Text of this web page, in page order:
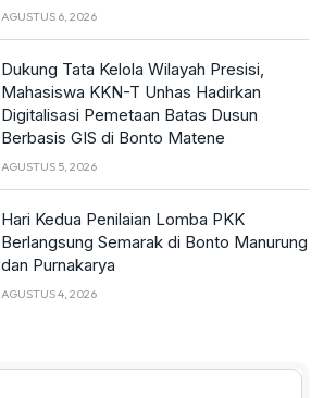
AGUSTUS 6, 2026
Dukung Tata Kelola Wilayah Presisi,
Mahasiswa KKN-T Unhas Hadirkan
Digitalisasi Pemetaan Batas Dusun
Berbasis GIS di Bonto Matene
AGUSTUS 5, 2026
Hari Kedua Penilaian Lomba PKK
Berlangsung Semarak di Bonto Manurung
dan Purnakarya
AGUSTUS 4, 2026